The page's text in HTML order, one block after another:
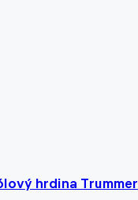
hrdina Trummer